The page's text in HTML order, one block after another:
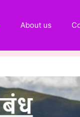
About us